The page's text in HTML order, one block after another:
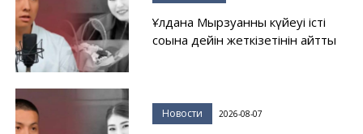
Ұлдана Мырзуанның күйеуі істі
соңына дейін жеткізетінін айтты
Новости 2026-08-07